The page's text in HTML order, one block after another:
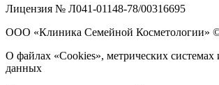
Лицензия № Л041-01148-78/00316695
ООО «Клиника Семейной Косметологии»
О файлах «Cookies», метрических системах
данных